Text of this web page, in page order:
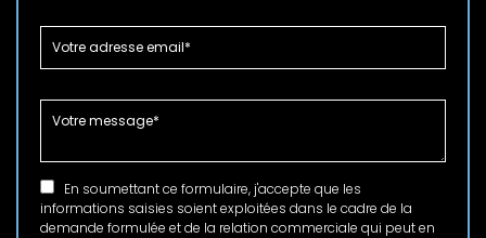
En soumettant ce formulaire, j'accepte que les
informations saisies soient exploitées dans le cadre de la
demande formulée et de la relation commerciale qui peut en